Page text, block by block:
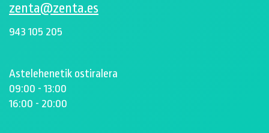
zenta@zenta.es
943 105 205
Astelehenetik ostiralera
09:00 - 13:00
16:00 - 20:00